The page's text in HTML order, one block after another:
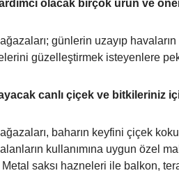
olacak birçok ürün ve
günlerin uzayıp
güzelleştirmek isteyenlere
canlı çiçek ve bitkileriniz
baharın keyfini çiçek
kullanımına uygun özel
saksı hazneleri ile balkon,